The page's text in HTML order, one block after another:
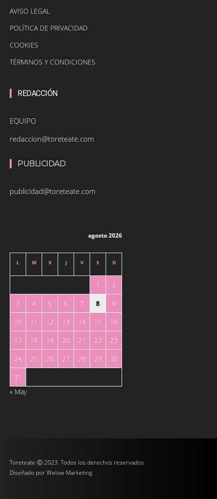
AVISO LEGAL
POLÍTICA DE PRIVACIDAD
COOKIES
TÉRMINOS Y CONDICIONES
REDACCIÓN
EQUIPO
redaccion@toreteate.com
PUBLICIDAD
publicidad@toreteate.com
agosto 2026
L M X J V S D
1
2
3
4 5 6 7 8
9
10
11 12 13 14 15
16
17
18 19 20 21 22
23
24
25 26 27 28 29
30
31
« May
Toreteate Ⓒ 2023. Todos los derechos reservados
Diseñado porWelow Marketing